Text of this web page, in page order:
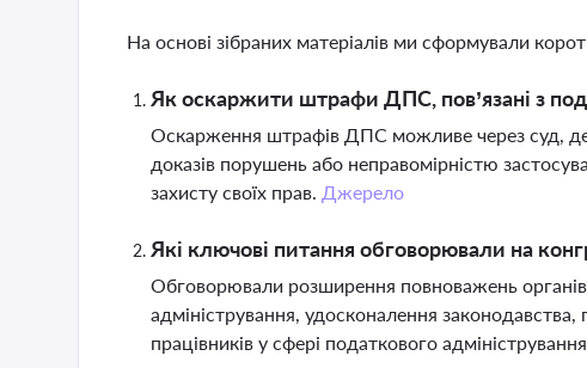
На основі зібраних матеріалів ми сформували
Як оскаржити штрафи ДПС, пов’язані з
Оскарження штрафів ДПС можливе через суд, де
доказів порушень або неправомірністю
захисту своїх прав. Джерело
Які ключові питання обговорювали на
Обговорювали розширення повноважень
адміністрування, удосконалення
працівників у сфері податкового